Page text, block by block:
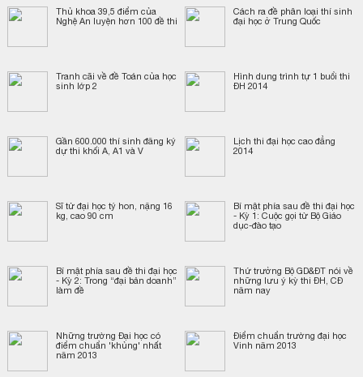
Thủ khoa 39,5 điểm của
Nghệ An luyện hơn 100 đề thi
Cách ra đề phân loại thí sinh
đại học ở Trung Quốc
Tranh cãi về đề Toán của học
sinh lớp 2
Hình dung trình tự 1 buổi thi
ĐH 2014
Gần 600.000 thí sinh đăng ký
dự thi khối A, A1 và V
Lịch thi đại học cao đẳng
2014
Sĩ tử đại học tý hon, nặng 16
kg, cao 90 cm
Bí mật phía sau đề thi đại học
- Kỳ 1: Cuộc gọi từ Bộ Giáo
dục-đào tạo
Bí mật phía sau đề thi đại học
- Kỳ 2: Trong “đại bản doanh”
làm đề
Thứ trưởng Bộ GD&ĐT nói về
những lưu ý kỳ thi ĐH, CĐ
năm nay
Những trường Đại học có
điểm chuẩn 'khủng' nhất
năm 2013
Điểm chuẩn trường đại học
Vinh năm 2013